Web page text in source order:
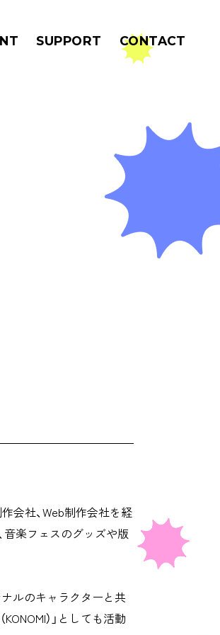
SUPPORT CONTACT
MENU
会社、Web制作会社を経
音楽フェスのグッズや版
ルのキャラクターと共
）」としても活動